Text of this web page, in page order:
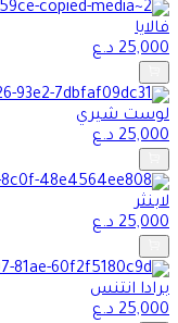
فالايا
25,000د.ع
لوست شيري
25,000د.ع
لابنثر
25,000د.ع
برادا انتنس
25,000د.ع